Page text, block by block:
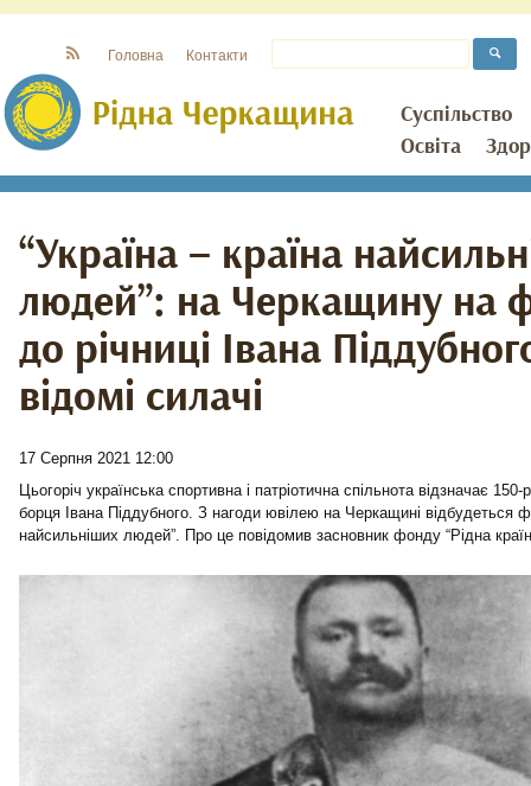
Суспільство
Освіта
Головна Контакти
“Україна – країна
людей”: на Черкащину на
до річниці Івана
відомі силачі
17 Серпня 2021 12:00
Цьогоріч українська спортивна і патріотична спільнота відзначає
борця Івана Піддубного. З нагоди ювілею на Черкащині відбудеться
найсильніших людей”. Про це повідомив засновник фонду “Рідна